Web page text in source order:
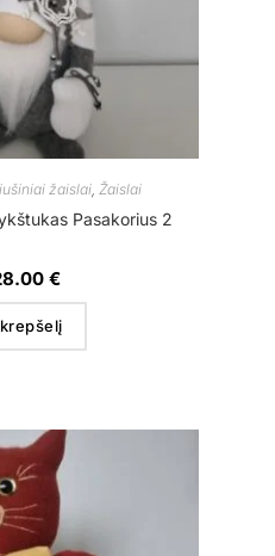
žaislai, Žaislai
Pasakorius 2
€